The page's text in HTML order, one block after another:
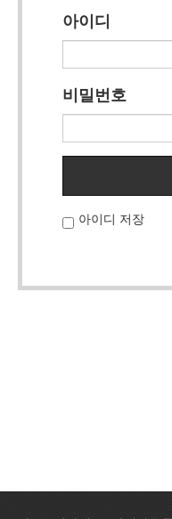
아이디
비밀번호
아이디 저장